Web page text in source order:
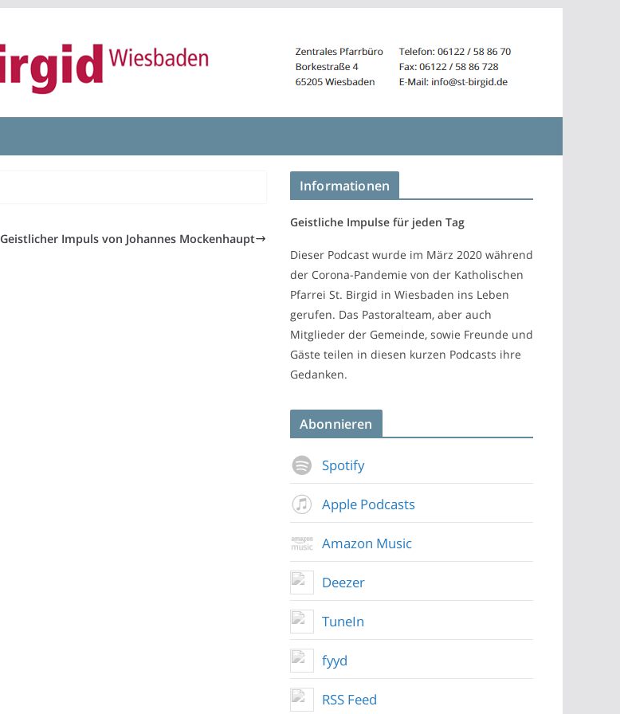
Geistlicher Impuls von Johannes Mockenhaupt
Informationen
Geistliche Impulse für jeden Tag
Dieser Podcast wurde im März 2020 während
der Corona-Pandemie von der Katholischen
Pfarrei St. Birgid in Wiesbaden ins Leben
gerufen. Das Pastoralteam, aber auch
Mitglieder der Gemeinde, sowie Freunde und
Gäste teilen in diesen kurzen Podcasts ihre
Gedanken.
Abonnieren
Spotify
Apple Podcasts
Amazon Music
Deezer
TuneIn
fyyd
RSS Feed